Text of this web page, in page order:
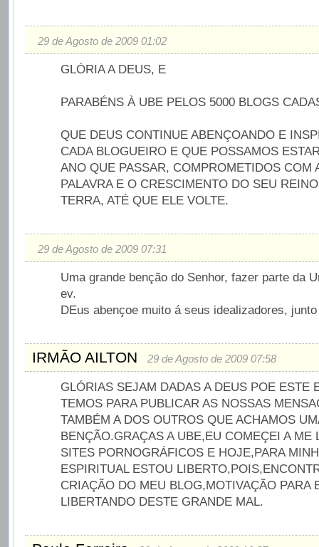
29 de Agosto de 2009 01:02
GLÓRIA A DEUS, E
PARABÉNS À UBE PELOS 5000 BLOGS
QUE DEUS CONTINUE ABENÇOANDO E
CADA BLOGUEIRO E QUE POSSAMOS
ANO QUE PASSAR, COMPROMETIDOS COM
PALAVRA E O CRESCIMENTO DO SEU
TERRA, ATÉ QUE ELE VOLTE.
29 de Agosto de 2009 07:31
Uma grande benção do Senhor, fazer parte da
ev.
DEus abençoe muito á seus idealizadores,
IRMÃO AILTON 29 de Agosto de 2009 07:58
GLÓRIAS SEJAM DADAS A DEUS POE ESTE
TEMOS PARA PUBLICAR AS NOSSAS
TAMBÉM A DOS OUTROS QUE ACHAMOS
BENÇÃO.GRAÇAS A UBE,EU COMEÇEI A ME
SITES PORNOGRÁFICOS E HOJE,PARA
ESPIRITUAL ESTOU
CRIAÇÃO DO MEU BLOG,MOTIVAÇÃO PARA
LIBERTANDO DESTE GRANDE MAL.